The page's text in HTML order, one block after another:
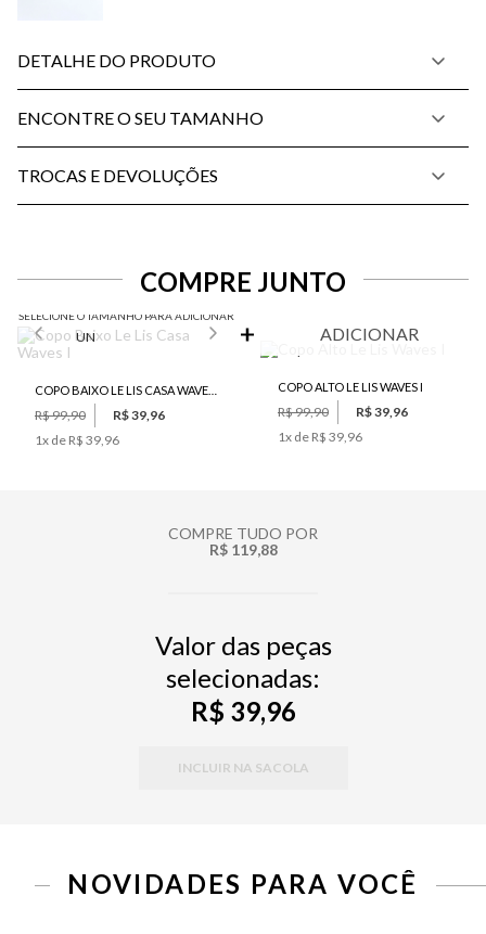
DETALHE DO PRODUTO
ENCONTRE O SEU TAMANHO
TROCAS E DEVOLUÇÕES
COMPRE JUNTO
SELECIONE O TAMANHO PARA ADICIONAR
UN
R$ 99,90
R$ 39,96
1x de R$ 39,96
ADICIONAR
COPO ALTO LE LIS WAVES I
R$ 99,90
R$ 39,96
1x de R$ 39,96
COMPRE TUDO POR
R$ 119,88
Valor das peças
selecionadas:
R$ 39,96
INCLUIR NA SACOLA
NOVIDADES PARA VOCÊ